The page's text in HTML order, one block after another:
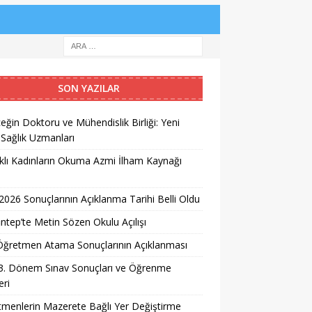
SON YAZILAR
Doktoru ve Mühendislik Birliği: Yeni
Uzmanları
Kadınların Okuma Azmi İlham Kaynağı
Sonuçlarının Açıklanma Tarihi Belli Oldu
Metin Sözen Okulu Açılışı
Atama Sonuçlarının Açıklanması
Dönem Sınav Sonuçları ve Öğrenme
Mazerete Bağlı Yer Değiştirme